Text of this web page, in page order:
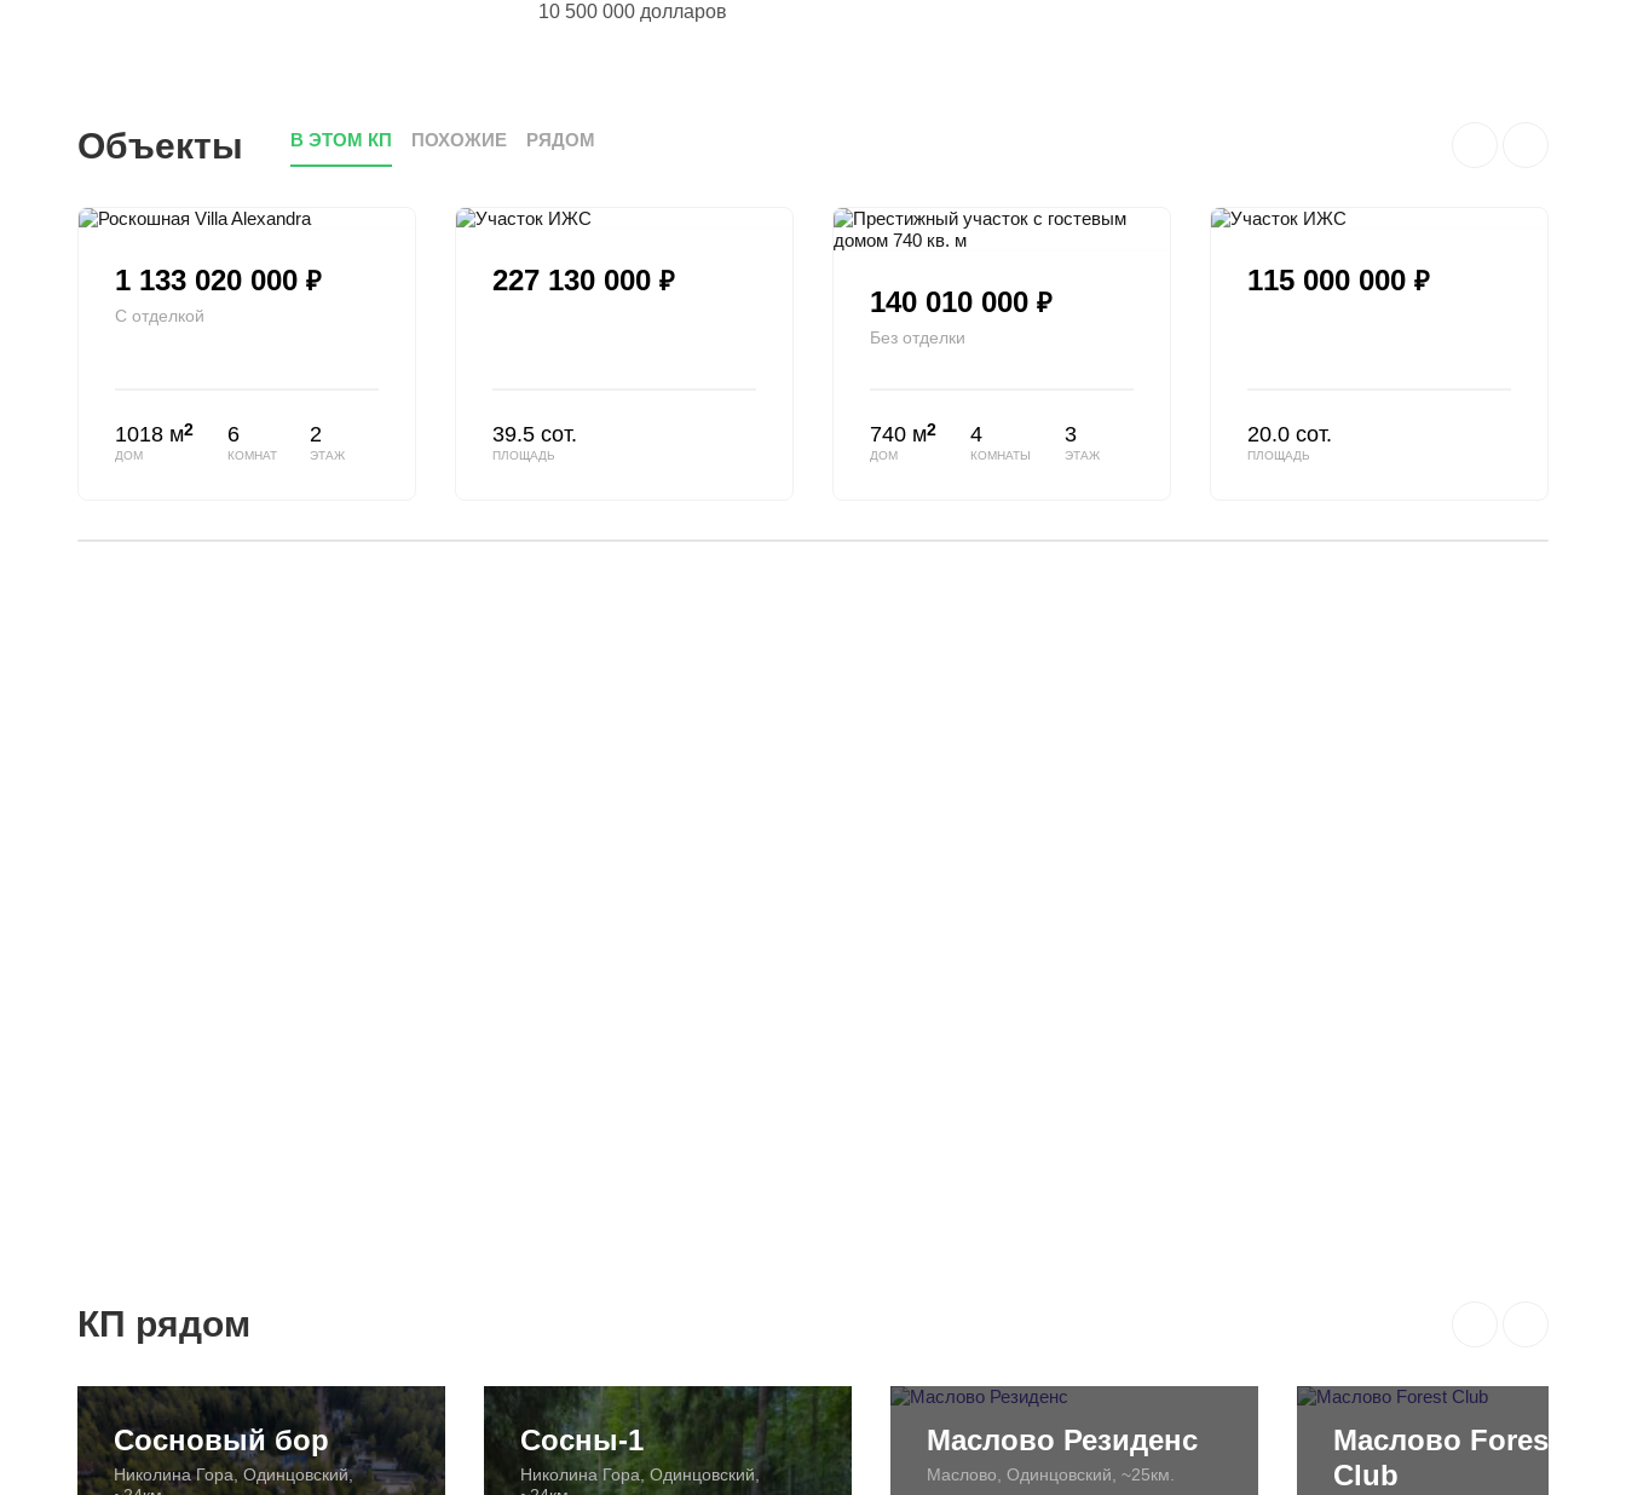
10 500 000 долларов
Объекты В ЭТОМ КП ПОХОЖИЕ РЯДОМ
1 133 020 000 ₽
С отделкой
1018 м2
ДОМ
6
КОМНАТ
2
ЭТАЖ
227 130 000 ₽
39.5 сот.
ПЛОЩАДЬ
140 010 000 ₽
Без отделки
740 м2
ДОМ
4
КОМНАТЫ
3
ЭТАЖ
115 000 000 ₽
20.0 сот.
ПЛОЩАДЬ
КП рядом
Сосновый бор
Николина Гора, Одинцовский,
Сосны-1
Николина Гора, Одинцовский,
Маслово Резиденс
Маслово, Одинцовский, ~25км.
Маслово Forest
Club